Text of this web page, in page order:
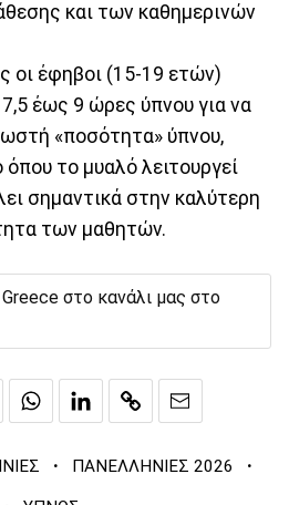
και των καθημερινών
οι έφηβοι (15-19 ετών)
7,5 έως 9 ώρες ύπνου για να
«ποσότητα» ύπνου,
όπου το μυαλό λειτουργεί
σημαντικά στην καλύτερη
των μαθητών.
στο κανάλι μας στο
· ΠΑΝΕΛΛΗΝΙΕΣ 2026 ·